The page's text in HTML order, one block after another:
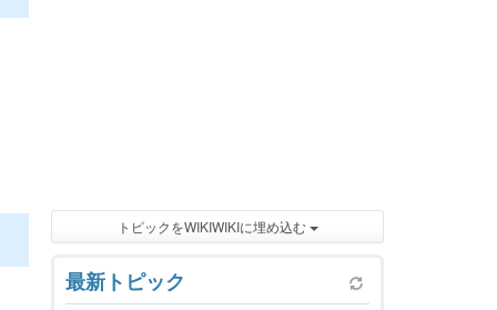
トピックをWIKIWIKIに埋め込む
最新トピック